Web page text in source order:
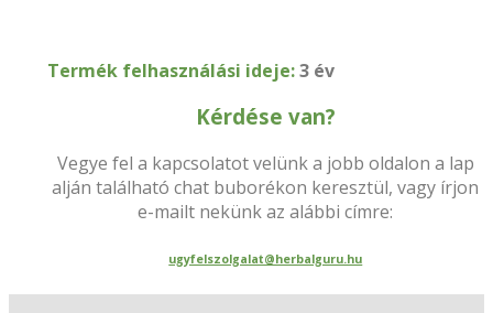
Termék felhasználási ideje:3 év
Kérdése van?
Vegye fel a kapcsolatot velünk a jobb oldalon a lap
alján található chat buborékon keresztül, vagy írjon
e-mailt nekünk az alábbi címre:
ugyfelszolgalat@herbalguru.hu